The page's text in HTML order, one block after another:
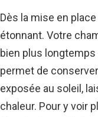
Dès la mise en
étonnant. Votre
bien plus
permet de
exposée au soleil,
chaleur. Pour y voir